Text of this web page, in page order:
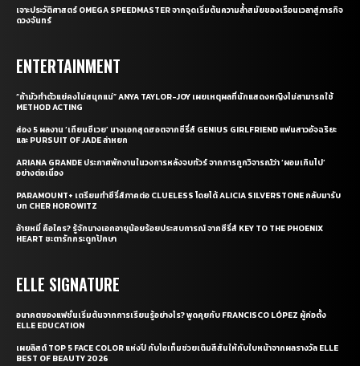
เจาะประวัติศาสตร์ OMEGA SPEEDMASTER จากจุดเริ่มต้นความล้ำสมัยของเรือนเวลาสู่ภารกิจ
ดวงจันทร์
ENTERTAINMENT
“ถ้ามัวทำตัวแย่คงไม่สนุกแน่” ANYA TAYLOR-JOY เผยเหตุผลที่นักแสดงหญิงไม่สามารถใช้
METHOD ACTING
ส่อง 5 ผลงาน ‘เถียนซีเวย’ นางเอกสุดฮอตจากซีรี่ส์ GENIUS GIRLFRIEND แฟนสาวอัจฉริยะ
และ PURSUIT OF JADE ล่าหยก
ARIANA GRANDE ประกาศพักงานในวงการหลังจบทัวร์ จากการถูกวิจารณ์ว่า ‘ผอมเกินไป’
อย่างต่อเนื่อง
PARAMOUNT+ เตรียมทำซีรี่ส์ภาคต่อ CLUELESS โดยได้ ALICIA SILVERSTONE กลับมารับ
บท CHER HOROWITZ
อ้ายหมี่ คือใคร? รู้จักนางเอกอายุน้อยร้อยประสบการณ์ จากซีรี่ส์ KEY TO THE PHOENIX
HEART ชะตารักกระดูกปักษา
ELLE SIGNATURE
อนาคตของแฟชั่นเริ่มต้นจากการเรียนรู้อย่างไร? พูดคุยกับ FRANCISCO LÓPEZ ผู้ก่อตั้ง
ELLE EDUCATION
เผยลิสต์ TOP 5 FACE COLOR แห่งปี กับไอเท็มช่วยเติมสีสันให้กับใบหน้าจากผลรางวัล ELLE
BEST OF BEAUTY 2026